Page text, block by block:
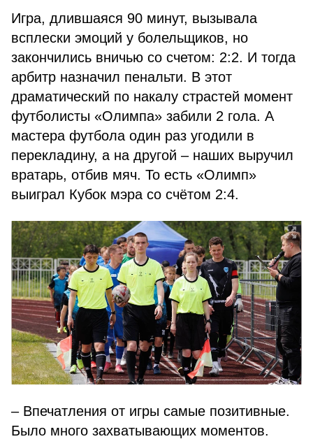
Игра, длившаяся 90 минут, вызывала
всплески эмоций у болельщиков, но
закончились вничью со счетом: 2:2. И тогда
арбитр назначил пенальти. В этот
драматический по накалу страстей момент
футболисты «Олимпа» забили 2 гола. А
мастера футбола один раз угодили в
перекладину, а на другой – наших выручил
вратарь, отбив мяч. То есть «Олимп»
выиграл Кубок мэра со счётом 2:4.
– Впечатления от игры самые позитивные.
Было много захватывающих моментов.